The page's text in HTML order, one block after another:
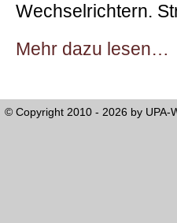
Wechselrichtern.
Mehr dazu lesen…
© Copyright 2010 - 2026 by UPA-